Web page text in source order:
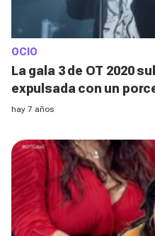
OCIO
La gala 3 de OT 2020
expulsada con un
hay 7 años